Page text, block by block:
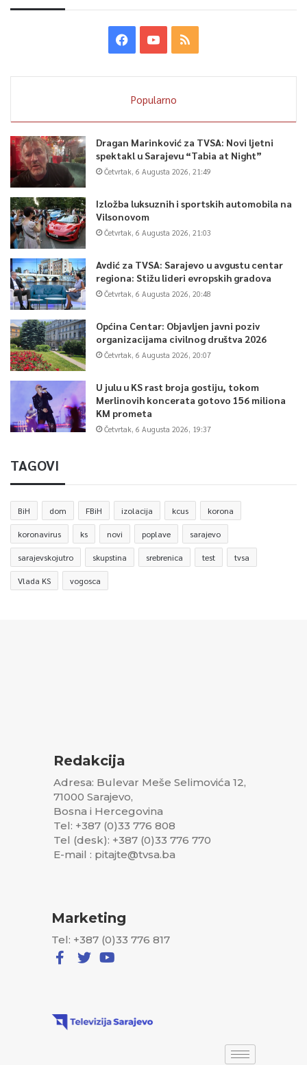
Popularno
Dragan Marinković za TVSA: Novi ljetni
spektakl u Sarajevu “Tabia at Night”
Četvrtak, 6 Augusta 2026, 21:49
Izložba luksuznih i sportskih automobila na
Vilsonovom
Četvrtak, 6 Augusta 2026, 21:03
Avdić za TVSA: Sarajevo u avgustu centar
regiona: Stižu lideri evropskih gradova
Četvrtak, 6 Augusta 2026, 20:48
Općina Centar: Objavljen javni poziv
organizacijama civilnog društva 2026
Četvrtak, 6 Augusta 2026, 20:07
U julu u KS rast broja gostiju, tokom
Merlinovih koncerata gotovo 156 miliona
KM prometa
Četvrtak, 6 Augusta 2026, 19:37
TAGOVI
BiH dom FBiH izolacija kcus korona
koronavirus ks novi poplave sarajevo
sarajevskojutro skupstina srebrenica test tvsa
Vlada KS vogosca
Redakcija
Adresa: Bulevar Meše Selimovića 12,
71000 Sarajevo,
Bosna i Hercegovina
Tel: +387 (0)33 776 808
Tel (desk): +387 (0)33 776 770
E-mail : pitajte@tvsa.ba
Marketing
Tel: +387 (0)33 776 817